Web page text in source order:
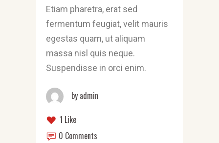
Etiam pharetra, erat sed
fermentum feugiat, velit mauris
egestas quam, ut aliquam
massa nisl quis neque.
Suspendisse in orci enim.
by admin
1 Like
0 Comments